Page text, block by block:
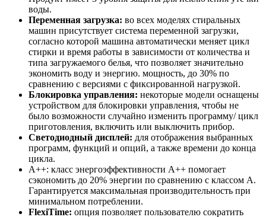
воды.
Переменная загрузка: во всех моделях стиральных
машин присутствует система переменной загрузки,
согласно которой машина автоматически меняет цикл
стирки и время работы в зависимости от количества и
типа загружаемого белья, что позволяет значительно
экономить воду и энергию. мощность, до 30% по
сравнению с версиями с фиксированной нагрузкой.
Блокировка управления: некоторые модели оснащены
устройством для блокировки управления, чтобы не
было возможности случайно изменить программу/ цикл
приготовления, включить или выключить прибор.
Светодиодный дисплей: для отображения выбранных
программ, функций и опций, а также времени до конца
цикла.
A++: класс энергоэффективности A++ помогает
сэкономить до 20% энергии по сравнению с классом A.
Гарантируется максимальная производительность при
минимальном потреблении.
FlexiTime: опция позволяет пользователю сократить